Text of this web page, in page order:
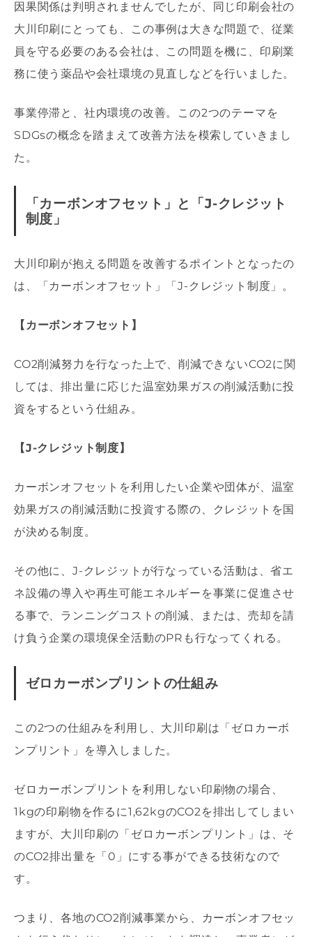
因果関係は判明されませんでしたが、同じ印刷会社の
大川印刷にとっても、この事例は大きな問題で、従業
員を守る必要のある会社は、この問題を機に、印刷業
務に使う薬品や会社環境の見直しなどを行いました。
事業停滞と、社内環境の改善。この2つのテーマを
SDGsの概念を踏まえて改善方法を模索していきまし
た。
「カーボンオフセット」と「J-クレジット
制度」
大川印刷が抱える問題を改善するポイントとなったの
は、「カーボンオフセット」「J-クレジット制度」。
【カーボンオフセット】
CO2削減努力を行なった上で、削減できないCO2に関
しては、排出量に応じた温室効果ガスの削減活動に投
資をするという仕組み。
【J-クレジット制度】
カーボンオフセットを利用したい企業や団体が、温室
効果ガスの削減活動に投資する際の、クレジットを国
が決める制度。
その他に、J-クレジットが行なっている活動は、省エ
ネ設備の導入や再生可能エネルギーを事業に促進させ
る事で、ランニングコストの削減、または、売却を請
け負う企業の環境保全活動のPRも行なってくれる。
ゼロカーボンプリントの仕組み
この2つの仕組みを利用し、大川印刷は「ゼロカーボ
ンプリント」を導入しました。
ゼロカーボンプリントを利用しない印刷物の場合、
1kgの印刷物を作るに1,62kgのCO2を排出してしまい
ますが、大川印刷の「ゼロカーボンプリント」は、そ
のCO2排出量を「0」にする事ができる技術なので
す。
つまり、各地のCO2削減事業から、カーボンオフセッ